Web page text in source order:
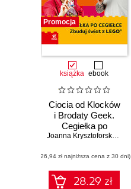
Promocja
książka ebook
Ciocia od Klocków
i Brodaty Geek.
Cegiełka po
cegiełce. ZbudujJoanna Krysztoforska,
(26,94 zł najniższa cena z 30 dni)
28.29 zł